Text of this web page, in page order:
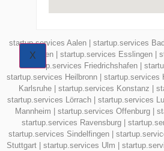
X
startup.services Aalen| startup.services
Böblingen
startup.services Esslingen
startup.services Friedrichshafen
startup.services Heilbronn
startup.services
Karlsruhe
startup.services Konstanz
startup.services Lörrach
startup.services
Mannheim
startup.services Offenburg|
startup.services Ravensburg|
startup.services Sindelfingen
Stuttgart
startup.services Ulm